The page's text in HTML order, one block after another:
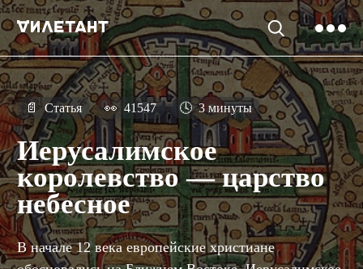
📄 Статья 👀 41547 🕓 3 минуты
Иерусалимское
королевство — царство
небесное
В начале 12 века европейские христиане